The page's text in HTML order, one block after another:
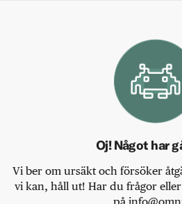
Oj! Något har
Vi ber om ursäkt och försöker
vi kan, håll ut! Har du frågor